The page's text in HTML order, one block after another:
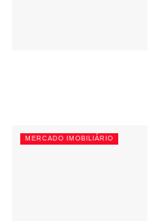
MERCADO IMOBILIÁRIO